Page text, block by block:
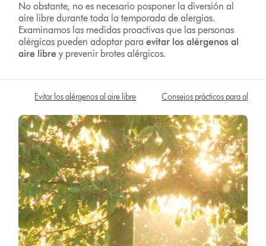
No obstante, no es necesario posponer la diversión al
aire libre durante toda la temporada de alergias.
Examinamos las medidas proactivas que las personas
alérgicas pueden adoptar paraevitar los alérgenos al
aire libre y prevenir brotes alérgicos.
Evitar los alérgenos al aire libre Consejos prácticos para